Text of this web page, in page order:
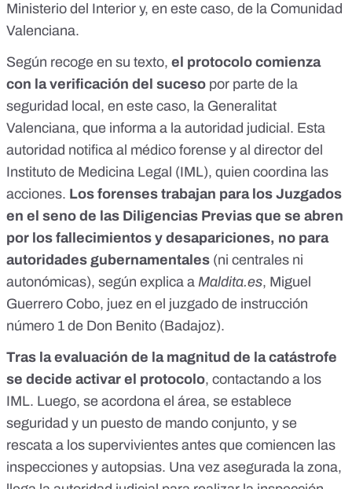
Ministerio del Interior y, en este caso, de la Comunidad
Valenciana.
Según recoge en su texto, el protocolo comienza
con la verificación del suceso por parte de la
seguridad local, en este caso, la Generalitat
Valenciana, que informa a la autoridad judicial. Esta
autoridad notifica al médico forense y al director del
Instituto de Medicina Legal (IML), quien coordina las
acciones. Los forenses trabajan para los Juzgados
en el seno de las Diligencias Previas que se abren
por los fallecimientos y desapariciones, no para
autoridades gubernamentales (ni centrales ni
autonómicas), según explica a Maldita.es, Miguel
Guerrero Cobo, juez en el juzgado de instrucción
número 1 de Don Benito (Badajoz).
Tras la evaluación de la magnitud de la catástrofe
se decide activar el protocolo, contactando a los
IML. Luego, se acordona el área, se establece
seguridad y un puesto de mando conjunto, y se
rescata a los supervivientes antes que comiencen las
inspecciones y autopsias. Una vez asegurada la zona,